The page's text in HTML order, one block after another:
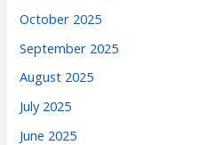
October 2025
September 2025
August 2025
July 2025
June 2025